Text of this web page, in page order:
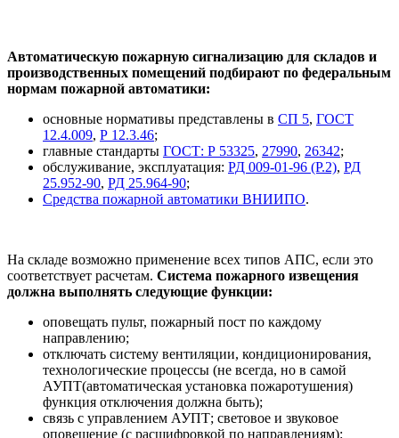
Автоматическую пожарную сигнализацию для складов и
производственных помещений подбирают по федеральным
нормам пожарной автоматики:
основные нормативы представлены в СП 5, ГОСТ
12.4.009, Р 12.3.46;
главные стандарты ГОСТ: Р 53325, 27990, 26342;
обслуживание, эксплуатация: РД 009-01-96 (Р.2), РД
25.952-90, РД 25.964-90;
Средства пожарной автоматики ВНИИПО.
На складе возможно применение всех типов АПС, если это
соответствует расчетам. Система пожарного извещения
должна выполнять следующие функции:
оповещать пульт, пожарный пост по каждому
направлению;
отключать систему вентиляции, кондиционирования,
технологические процессы (не всегда, но в самой
АУПТ(автоматическая установка пожаротушения)
функция отключения должна быть);
связь с управлением АУПТ; световое и звуковое
оповещение (с расшифровкой по направлениям):